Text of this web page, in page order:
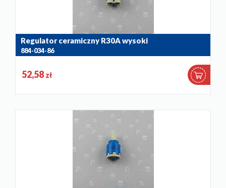
Regulator ceramiczny R30A wysoki
884-034-86
52,58 zł